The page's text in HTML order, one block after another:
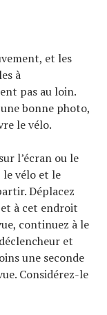
et les
à
pas au loin.
bonne photo,
le vélo.
l’écran ou le
vélo et le
Déplacez
à cet endroit
continuez à le
et
une seconde
Considérez-le